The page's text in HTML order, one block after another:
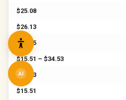
$25.08
$26.13
$24.85
$15.51 – $34.53
$34.53
$15.51
AI